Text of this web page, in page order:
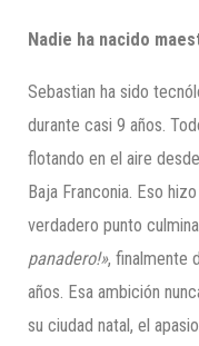
Nadie ha nacido
Sebastian ha sido
durante casi 9 años.
flotando en el aire
Baja Franconia. Eso
verdadero punto
panadero!», finalmente
años. Esa ambición
su ciudad natal, el